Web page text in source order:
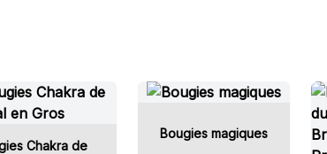
Chakra de
Bougies magiques